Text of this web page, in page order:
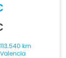
113.540 km
Valencia